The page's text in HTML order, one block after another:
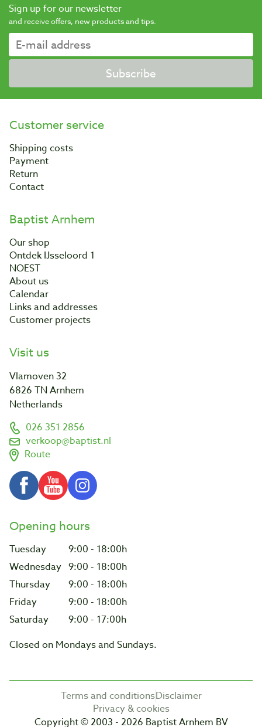
Sign up for our newsletter
and receive offers, new products and tips.
Subscribe
Customer service
Shipping costs
Payment
Return
Contact
Baptist Arnhem
Our shop
Ontdek IJsseloord 1
NOEST
About us
Calendar
Links and addresses
Customer projects
Visit us
Vlamoven 32
6826 TN Arnhem
Netherlands
026 351 2856
verkoop@baptist.nl
Route
Opening hours
Tuesday
9:00 - 18:00h
Wednesday 9:00 - 18:00h
Thursday
9:00 - 18:00h
Friday
9:00 - 18:00h
Saturday
9:00 - 17:00h
Closed on Mondays and Sundays.
Terms and conditionsDisclaimer
Privacy & cookies
Copyright © 2003 - 2026 Baptist Arnhem BV